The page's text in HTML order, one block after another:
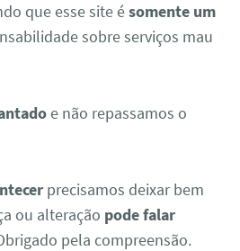
que esse site ésomente um
sobre serviços mau
e não repassamos o
precisamos deixar bem
ou alteração pode falar
pela compreensão.